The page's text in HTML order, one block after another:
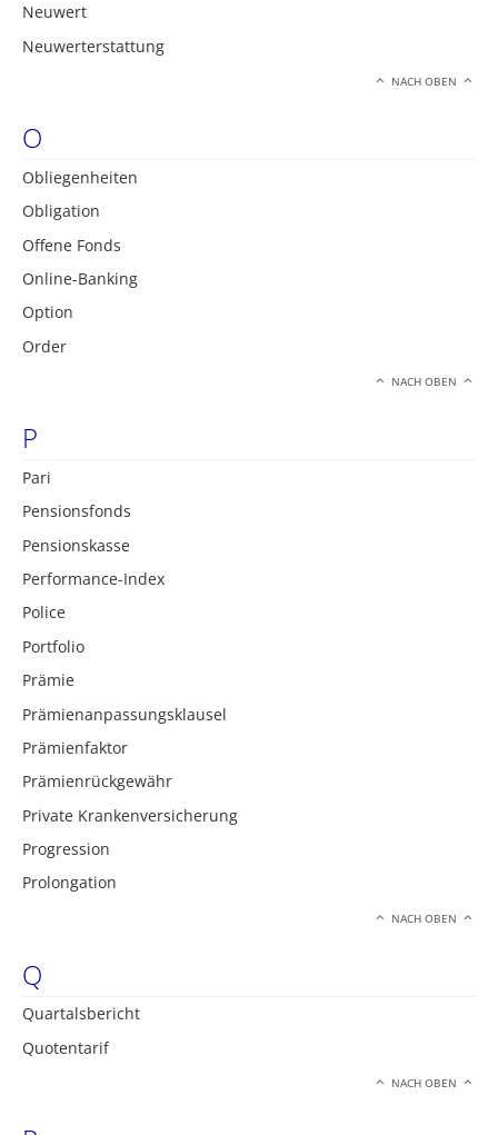
Neuwert
Neuwerterstattung
NACH OBEN
O
Obliegenheiten
Obligation
Offene Fonds
Online-Banking
Option
Order
NACH OBEN
P
Pari
Pensionsfonds
Pensionskasse
Performance-Index
Police
Portfolio
Prämie
Prämienanpassungsklausel
Prämienfaktor
Prämienrückgewähr
Private Krankenversicherung
Progression
Prolongation
NACH OBEN
Q
Quartalsbericht
Quotentarif
NACH OBEN